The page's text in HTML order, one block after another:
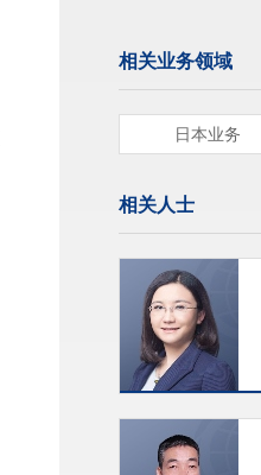
相关业务领域
日本业务
相关人士